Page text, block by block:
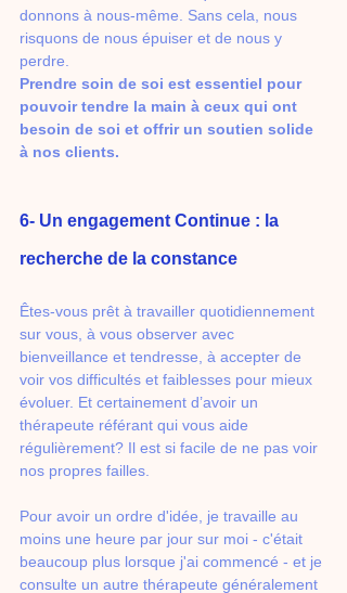
donnons à nous-même. Sans cela, nous
risquons de nous épuiser et de nous y
perdre.
Prendre soin de soi est essentiel pour
pouvoir tendre la main à ceux qui ont
besoin de soi et offrir un soutien solide
à nos clients.
6- Un engagement Continue : la
recherche de la constance
Êtes-vous prêt à travailler quotidiennement
sur vous, à vous observer avec
bienveillance et tendresse, à accepter de
voir vos difficultés et faiblesses pour mieux
évoluer. Et certainement d’avoir un
thérapeute référant qui vous aide
régulièrement? Il est si facile de ne pas voir
nos propres failles.
Pour avoir un ordre d'idée, je travaille au
moins une heure par jour sur moi - c'était
beaucoup plus lorsque j'ai commencé - et je
consulte un autre thérapeute généralement